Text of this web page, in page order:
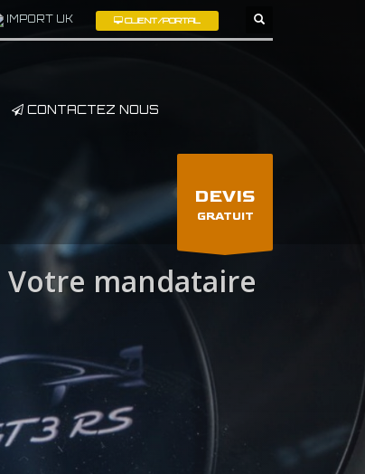
IMPORT UK CLIENT/PORTAL
CONTACTEZ NOUS
DEVIS
GRATUIT
Votre mandataire